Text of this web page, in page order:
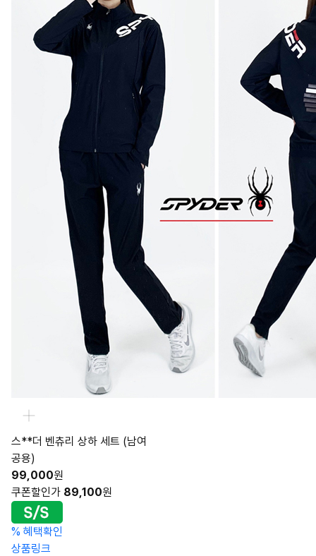
스**더 벤츄리 상하 세트 (남여
공용)
99,000원
쿠폰할인가 89,100원
% 혜택확인
상품링크